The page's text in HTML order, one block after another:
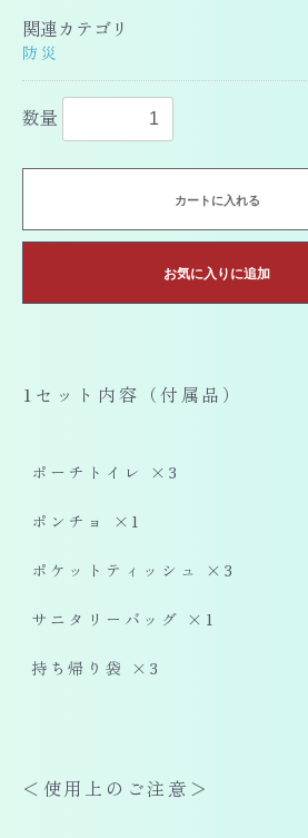
関連カテゴリ
防災
数量
カートに入れる
お気に入りに追加
1セット内容（付属品）
ポーチトイレ ×3
ポンチョ ×1
ポケットティッシュ ×3
サニタリーバッグ ×1
持ち帰り袋 ×3
＜使用上のご注意＞